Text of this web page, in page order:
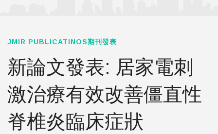
JMIR PUBLICATINOS期刊發表
新論文發表: 居家電刺
激治療有效改善僵直性
脊椎炎臨床症狀